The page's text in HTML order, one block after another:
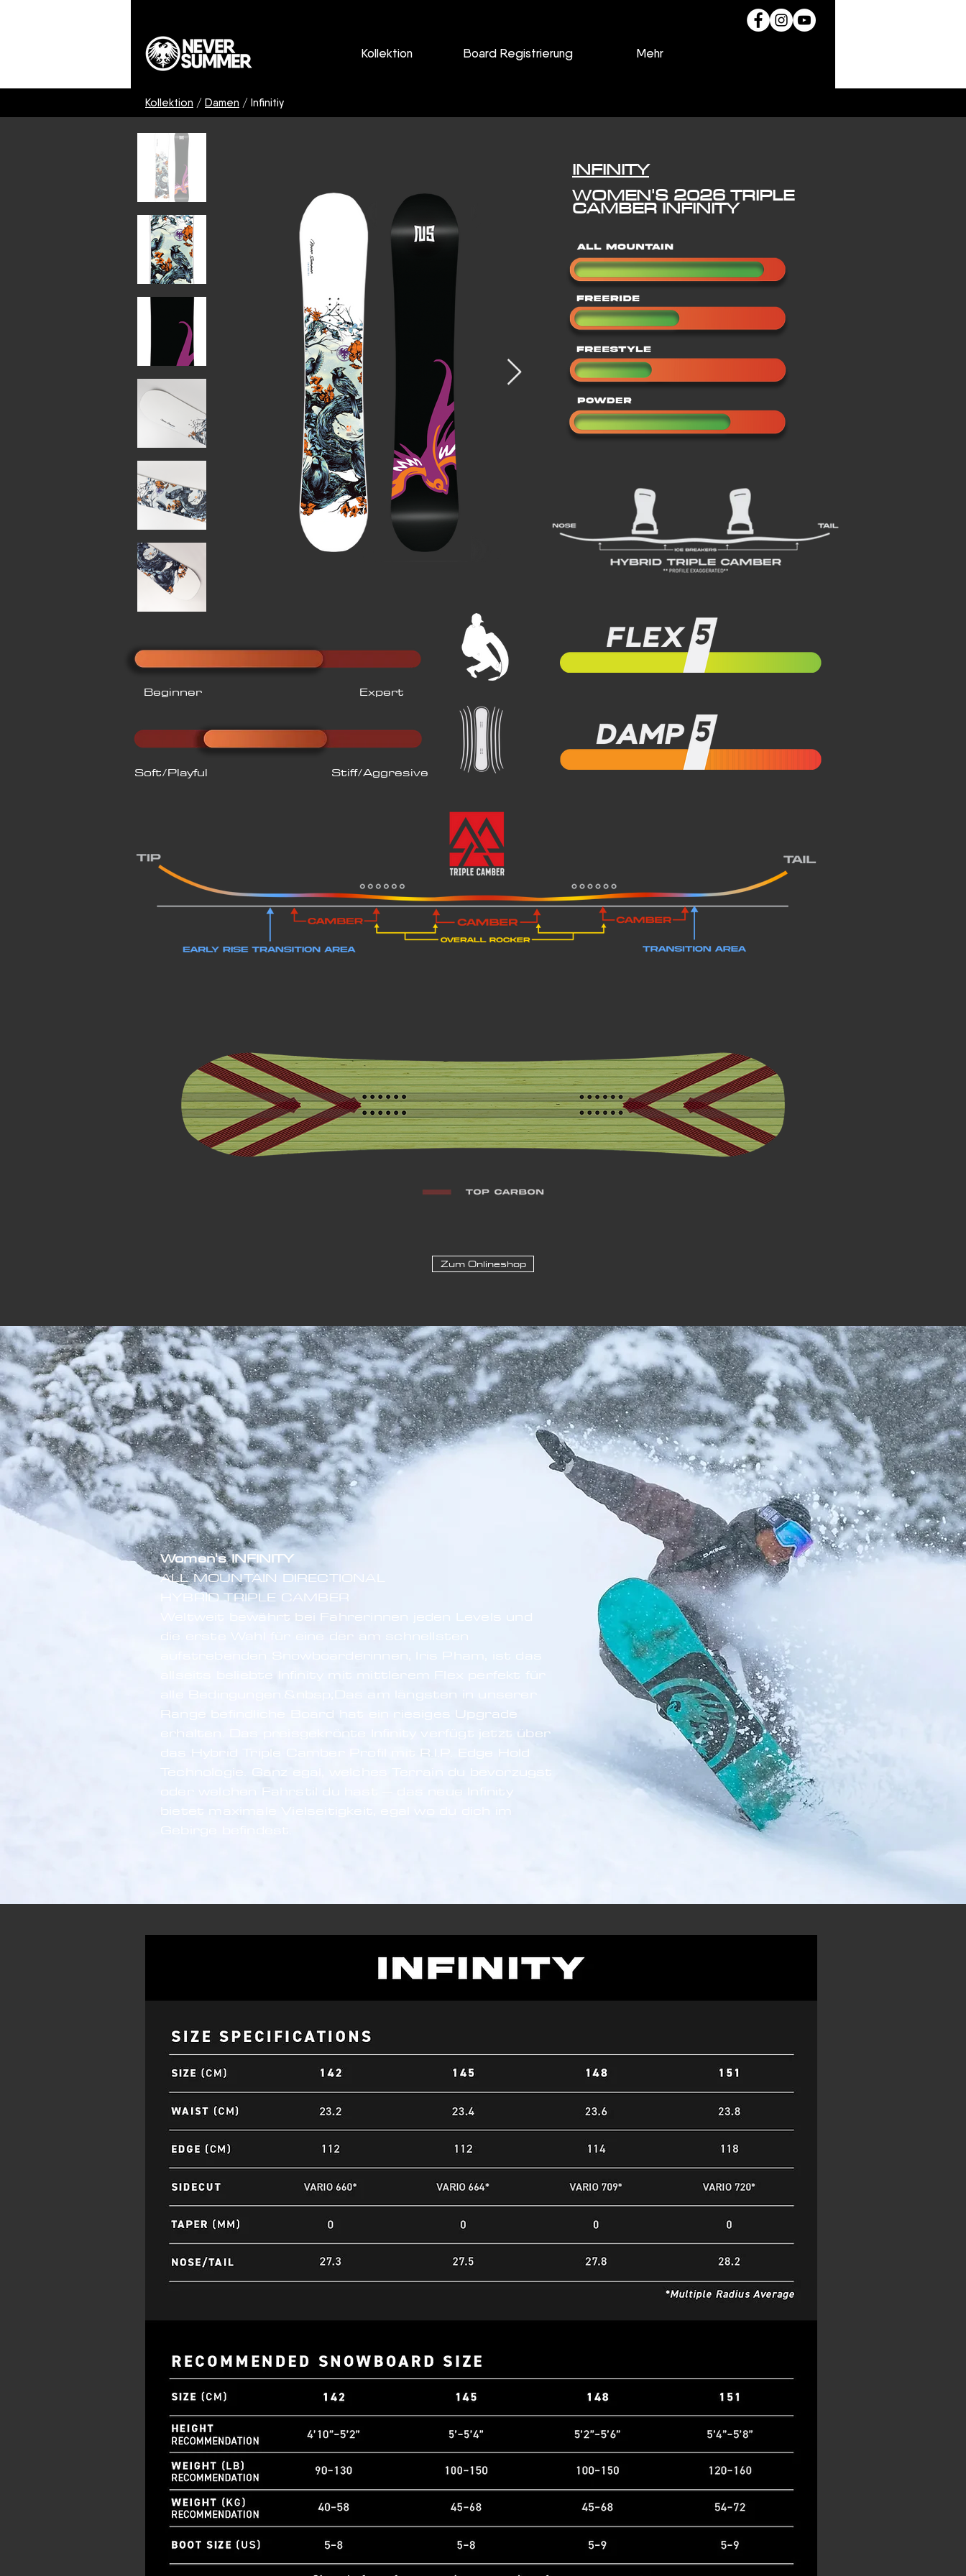
Kollektion Board Registrierung Mehr
Kollektion / Damen / Infinitiy
INFINITY
WOMEN'S 2026 TRIPLE
CAMBER INFINITY
Soft/Playful Stiff/Aggresive
Beginner Expert
Zum Onlineshop
Women'sINFINITY
ALL MOUNTAIN DIRECTIONAL
HYBRID TRIPLE CAMBER
Weltweit bewährt bei Fahrerinnen jeden Levels und
die erste Wahl für eine der am schnellsten
aufstrebenden Snowboarderinnen, Iris Pham, ist das
allseits beliebte Infinity mit mittlerem Flex perfekt für
alle Bedingungen.&nbsp;Das am längsten in unserer
Range befindliche Board hat ein riesiges Upgrade
erhalten. Das preisgekrönte Infinity verfügt jetzt über
das Hybrid Triple Camber Profil mit R.I.P. Edge Hold
Technologie. Ganz egal, welches Terrain du bevorzugst
oder welchen Fahrstil du hast – das neue Infinity
bietet maximale Vielseitigkeit, egal wo du dich im